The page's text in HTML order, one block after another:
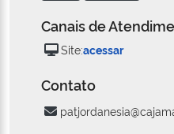
Canais de
Site:acessar
Contato